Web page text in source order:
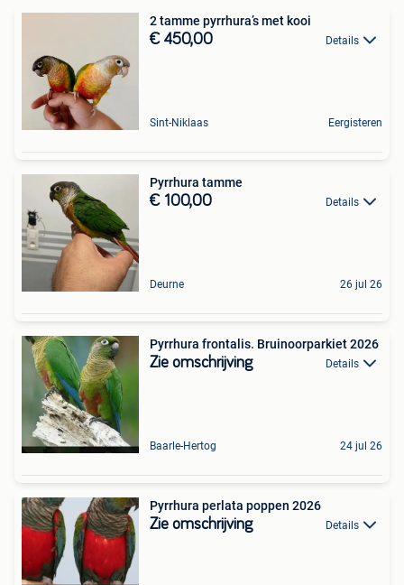
2 tamme pyrrhura’s met kooi
€ 450,00 Details
Sint-Niklaas Eergisteren
Pyrrhura tamme
€ 100,00 Details
Deurne 26 jul 26
Pyrrhura frontalis. Bruinoorparkiet 2026
Zie omschrijving Details
Baarle-Hertog 24 jul 26
Pyrrhura perlata poppen 2026
Zie omschrijving Details